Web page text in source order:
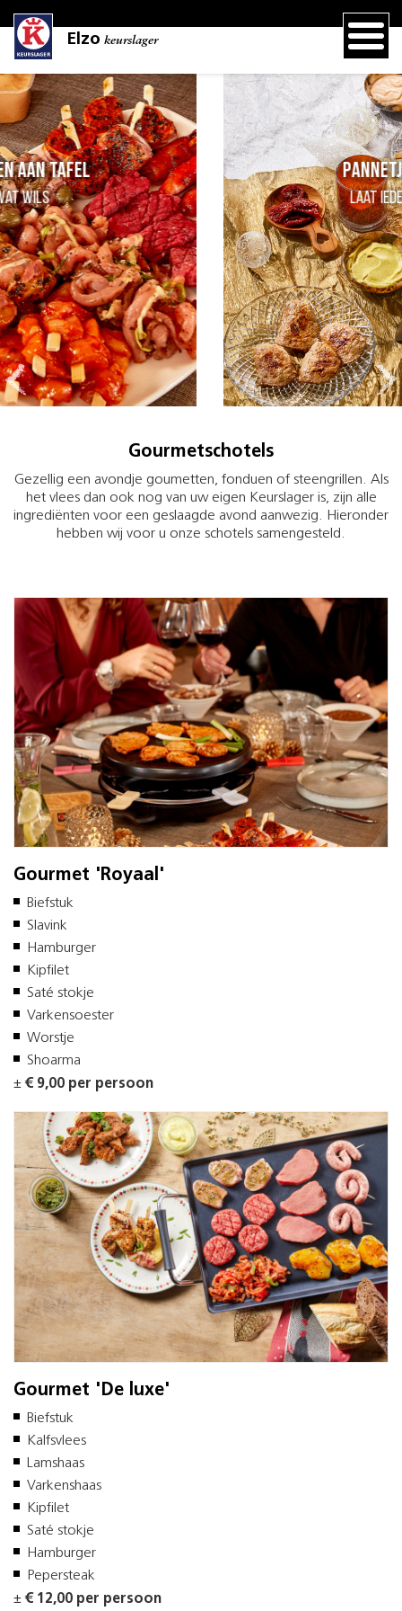
Elzo keurslager
Pannetje met lekkers
laat iedereen zelf kiezen
Gourmetschotels
Gezellig een avondje goumetten, fonduen of steengrillen. Als
het vlees dan ook nog van uw eigen Keurslager is, zijn alle
ingrediënten voor een geslaagde avond aanwezig. Hieronder
hebben wij voor u onze schotels samengesteld.
Gourmet 'Royaal'
Biefstuk
Slavink
Hamburger
Kipfilet
Saté stokje
Varkensoester
Worstje
Shoarma
± € 9,00 per persoon
Gourmet 'De luxe'
Biefstuk
Kalfsvlees
Lamshaas
Varkenshaas
Kipfilet
Saté stokje
Hamburger
Pepersteak
± € 12,00 per persoon